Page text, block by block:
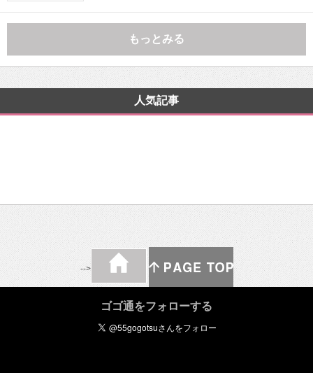
もっとみる
人気記事
-->
ゴゴ通をフォローする